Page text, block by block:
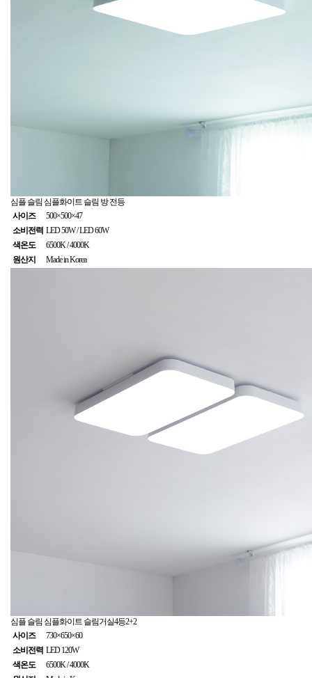
심플 슬림 심플화이트 슬림 방 전등
사이즈
500×500×47
소비전력 LED 50W / LED 60W
색온도
6500K / 4000K
원산지
Made in Korea
심플 슬림 심플화이트 슬림거실4등2+2
사이즈
730×650×60
소비전력 LED 120W
색온도
6500K / 4000K